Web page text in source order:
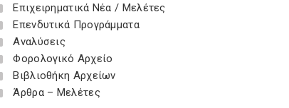
Επιχειρηματικά Νέα / Μελέτες
Επενδυτικά Προγράμματα
Αναλύσεις
Φορολογικό Αρχείο
Βιβλιοθήκη Αρχείων
Άρθρα – Μελέτες